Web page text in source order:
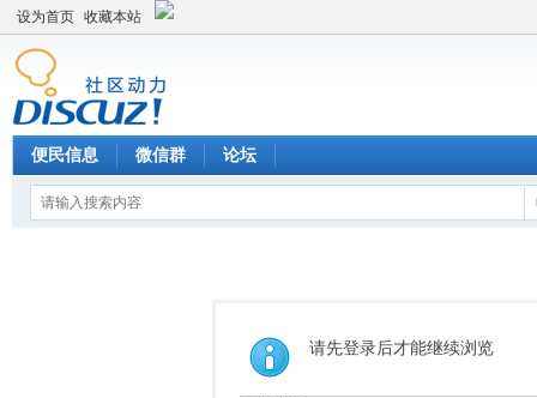
设为首页 收藏本站
便民信息 微信群 论坛
请先登录后才能继续浏览